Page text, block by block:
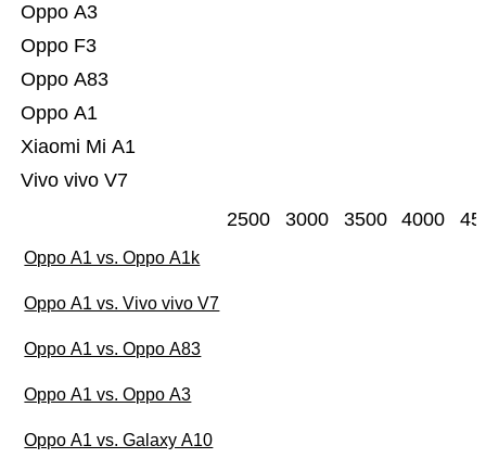
Vivo vivo V7
Xiaomi Mi A1
Oppo A1
Oppo A83
Oppo F3
Oppo A3
2500 3000 3500 4000
Oppo A1 vs. Oppo A1k
Oppo A1 vs. Vivo vivo V7
Oppo A1 vs. Oppo A83
Oppo A1 vs. Oppo A3
Oppo A1 vs. Galaxy A10